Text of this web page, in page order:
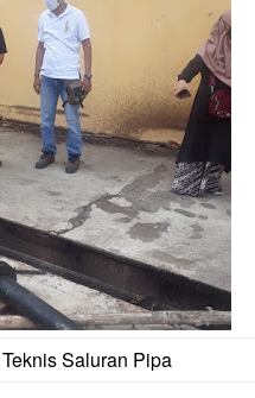
Saluran Pipa